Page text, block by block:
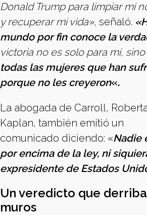
Donald Trump para limpiar mi
y recuperar mi vida», señaló.
mundo por fin conoce la
victoria no es solo para mí, sino
todas las mujeres que han
porque no les creyeron«.
La abogada de Carroll,
Kaplan, también emitió un
comunicado diciendo: «Nadie
por encima de la ley, ni
expresidente de Estados
Un veredicto que derriba
muros